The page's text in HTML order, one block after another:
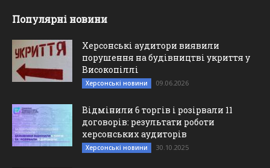
Популярні новини
Херсонські аудитори виявили
порушення на будівництві укриття у
Високопіллі
Херсонські новини 09.06.2026
Відмінили 6 торгів і розірвали 11
договорів: результати роботи
херсонських аудиторів
Херсонські новини 30.10.2025